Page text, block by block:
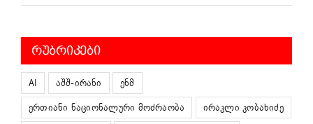
ᲠᲣᲑᲠᲘᲙᲔᲑᲘ
AI აშშ-ირანი
ენმ
ერთიანი ნაციონალური მოძრაობა
ირაკლი კობახიძე